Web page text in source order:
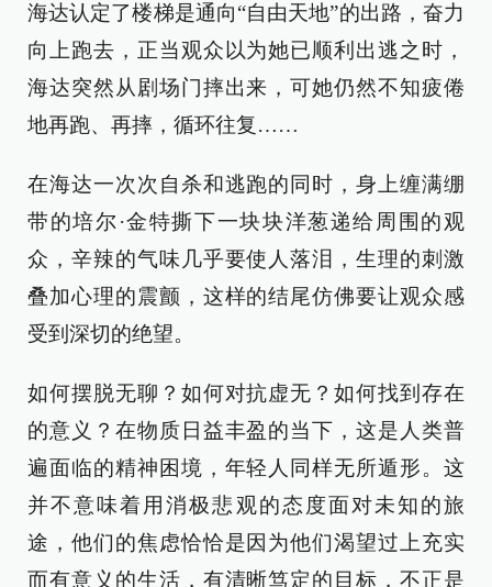
海达认定了楼梯是通向“自由天地”的出路，奋力
向上跑去，正当观众以为她已顺利出逃之时，
海达突然从剧场门摔出来，可她仍然不知疲倦
地再跑、再摔，循环往复……
在海达一次次自杀和逃跑的同时，身上缠满绷
带的培尔·金特撕下一块块洋葱递给周围的观
众，辛辣的气味几乎要使人落泪，生理的刺激
叠加心理的震颤，这样的结尾仿佛要让观众感
受到深切的绝望。
如何摆脱无聊？如何对抗虚无？如何找到存在
的意义？在物质日益丰盈的当下，这是人类普
遍面临的精神困境，年轻人同样无所遁形。这
并不意味着用消极悲观的态度面对未知的旅
途，他们的焦虑恰恰是因为他们渴望过上充实
而有意义的生活，有清晰笃定的目标，不正是